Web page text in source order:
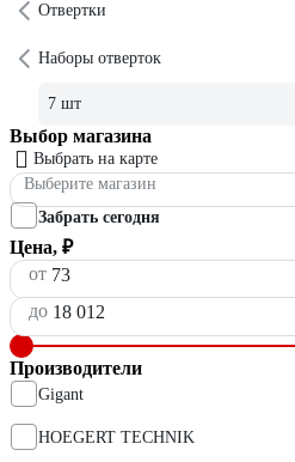
Отвертки
Наборы отверток
7 шт
Выбор магазина
Выбрать на карте
Выберите магазин
Забрать сегодня
Цена, ₽
от
до
Производители
Gigant
HOEGERT TECHNIK